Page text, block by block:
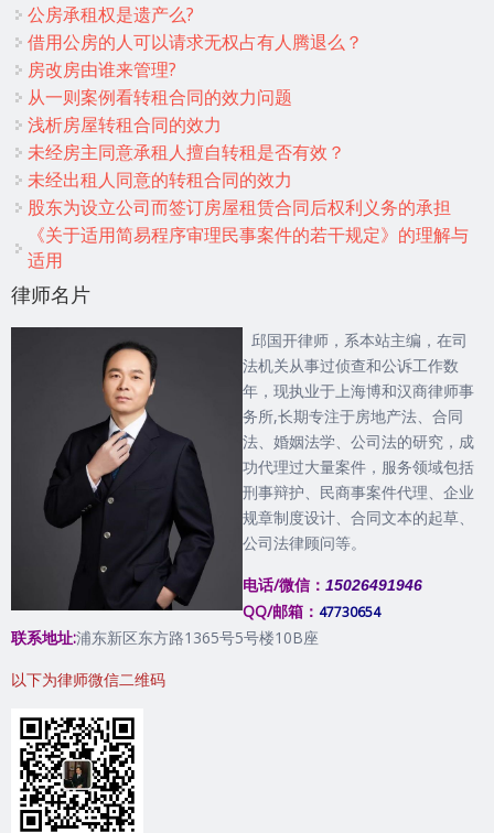
公房承租权是遗产么?
借用公房的人可以请求无权占有人腾退么？
房改房由谁来管理?
从一则案例看转租合同的效力问题
浅析房屋转租合同的效力
未经房主同意承租人擅自转租是否有效？
未经出租人同意的转租合同的效力
股东为设立公司而签订房屋租赁合同后权利义务的承担
《关于适用简易程序审理民事案件的若干规定》的理解与
适用
律师名片
邱国开律师，系本站主编，在司
法机关从事过侦查和公诉工作数
年，现执业于上海博和汉商律师事
务所,长期专注于房地产法、合同
法、婚姻法学、公司法的研究，成
功代理过大量案件，服务领域包括
刑事辩护、民商事案件代理、企业
规章制度设计、合同文本的起草、
公司法律顾问等。
电话/微信： 15026491946
QQ/邮箱： 47730654
联系地址:浦东新区东方路1365号5号楼10B座
以下为律师微信二维码